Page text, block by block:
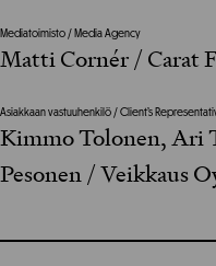
Mediatoimisto / Media Agency
Matti Cornér / Carat
Asiakkaan vastuuhenkilö / Client’s
Kimmo Tolonen, Ari
Pesonen / Veikkaus